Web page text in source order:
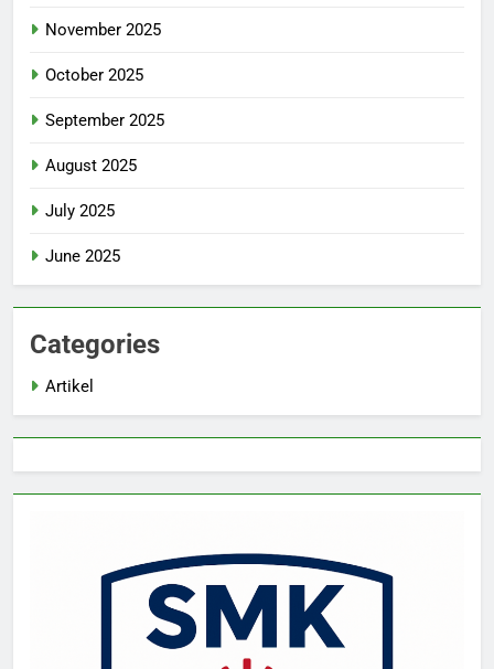
November 2025
October 2025
September 2025
August 2025
July 2025
June 2025
Categories
Artikel